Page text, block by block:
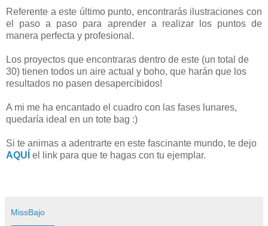
Referente a este último punto, encontrarás ilustraciones con
el paso a paso para aprender a realizar los puntos de
manera perfecta y profesional.
Los proyectos que encontraras dentro de este (un total de
30) tienen todos un aire actual y boho, que harán que los
resultados no pasen desapercibidos!
A mi me ha encantado el cuadro con las fases lunares,
quedaría ideal en un tote bag :)
Si te animas a adentrarte en este fascinante mundo, te dejo
AQUÍ el link para que te hagas con tu ejemplar.
MissBajo